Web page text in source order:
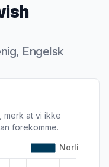
Engelsk
merk at vi ikke
forekomme.